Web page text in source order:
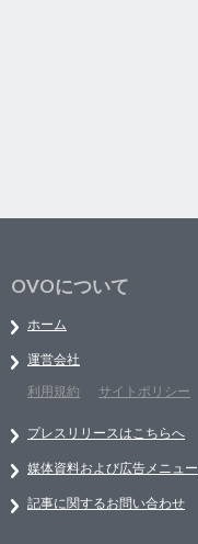
OVOについて
ホーム
運営会社
利用規約
サイトポリシー
プレスリリースはこちらへ
媒体資料および広告メニュー
記事に関するお問い合わせ